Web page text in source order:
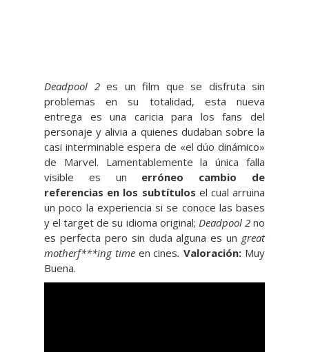
Deadpool 2es un film que se disfruta sin
problemas en su totalidad, esta nueva
entrega es una caricia para los fans del
personaje y alivia a quienes dudaban sobre la
casi interminable espera de «el dúo dinámico»
de Marvel. Lamentablemente la única falla
visible es un erróneo cambio de
referencias en los subtítulos el cual arruina
un poco la experiencia si se conoce las bases
y el target de su idioma original; Deadpool 2no
es perfecta pero sin duda alguna es un great
motherf***ing time en cines.Valoración: Muy
Buena.